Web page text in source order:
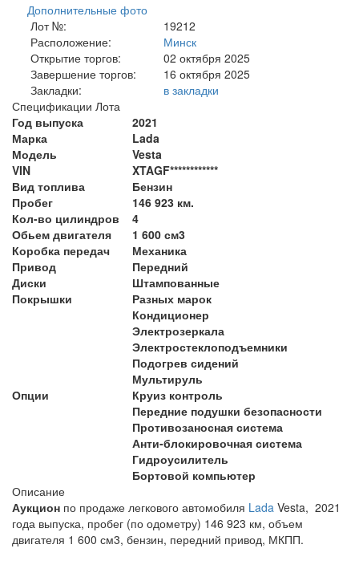
Дополнительные фото
Лот №:
19212
Расположение:
Минск
Открытие торгов:
02 октября 2025
Завершение торгов:
16 октября 2025
Закладки:
в закладки
Спецификации Лота
Год выпуска
2021
Марка
Lada
Модель
Vesta
VIN
XTAGF************
Вид топлива
Бензин
Пробег
146 923 км.
Кол-во цилиндров
4
Обьем двигателя
1 600 см3
Коробка передач
Механика
Привод
Передний
Диски
Штампованные
Покрышки
Разных марок
Опции
Кондиционер
Электрозеркала
Электростеклоподъемники
Подогрев сидений
Мультируль
Круиз контроль
Передние подушки безопасности
Противозаносная система
Анти-блокировочная система
Гидроусилитель
Бортовой компьютер
Описание
Аукцион по продаже легкового автомобиля Lada Vesta, 2021
года выпуска, пробег (по одометру) 146 923 км, объем
двигателя 1 600 см3, бензин, передний привод, МКПП.